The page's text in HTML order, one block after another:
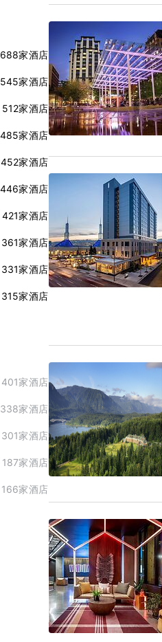
688家酒店
545家酒店
512家酒店
485家酒店
452家酒店
446家酒店
421家酒店
361家酒店
331家酒店
315家酒店
401家酒店
338家酒店
301家酒店
187家酒店
166家酒店